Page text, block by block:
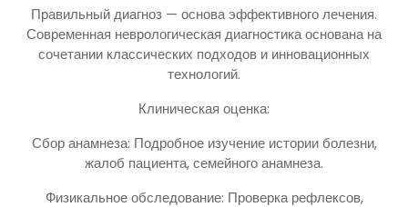
Правильный диагноз — основа эффективного лечения.
Современная неврологическая диагностика основана на
сочетании классических подходов и инновационных
технологий.
Клиническая оценка:
Сбор анамнеза: Подробное изучение истории болезни,
жалоб пациента, семейного анамнеза.
Физикальное обследование: Проверка рефлексов,